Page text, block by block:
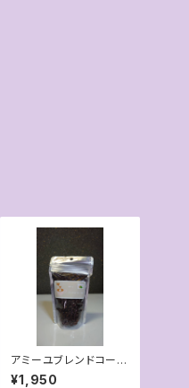
アミーユブレンドコーヒ
ー（豆）３個入
¥1,950